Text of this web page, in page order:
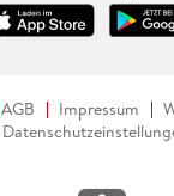
AGB Impressum